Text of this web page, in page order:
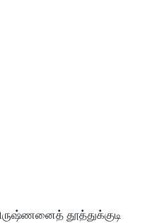
தூத்துக்குடி